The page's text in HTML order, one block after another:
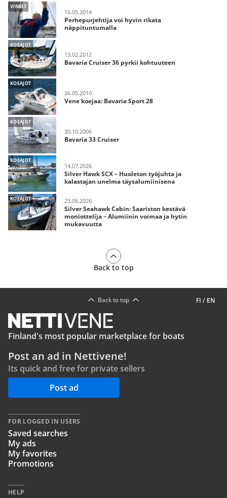
VINKIT
16.05.2014
Perhepurjehtija voi hyvin rikata
näppituntumalla
KOEAJOT
13.02.2012
Bavaria Cruiser 36 pyrkii kohtuuteen
KOEAJOT
26.05.2010
Vene koejaa: Bavaria Sport 28
KOEAJOT
30.10.2006
Bavaria 33 Cruiser
KOEAJOT
14.07.2026
Silver Hawk SCX – Huoleton työjuhta ja
kalastajan unelma täysalumiinisena
KOEAJOT 23.06.2026
Silver Seahawk Cabin: Saariston kestävä
moniottelija – Alumiinin voimaa ja hytin
mukavuutta
Back to top
FI / EN
Back to top
Finland's most popular marketplace for boats
Post an ad in Nettivene!
Its quick and free for private sellers
Post ad
FOR LOGGED IN USERS
Saved searches
My ads
My favorites
Promotions
HELP